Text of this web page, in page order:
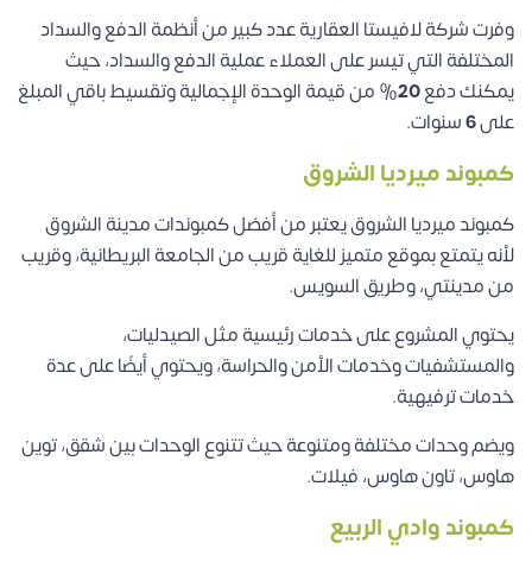
وفرت شركة لافيستا العقارية عدد كبير من أنظمة الدفع والسداد
المختلفة التي تيسر على العملاء عملية الدفع والسداد، حيث
يمكنك دفع
% من قيمة الوحدة الإجمالية وتقسيط باقي المبلغ
على6سنوات.
كمبوند ميرديا الشروق
كمبوند ميرديا الشروق يعتبر من أفضل كمبوندات مدينة الشروق
لأنه يتمتع بموقع متميز للغاية قريب من الجامعة البريطانية، وقريب
من مدينتي، وطريق السويس.
يحتوي المشروع على خدمات رئيسية مثل الصيدليات،
والمستشفيات وخدمات الأمن والحراسة، ويحتوي أيضًا على عدة
خدمات ترفيهية.
ويضم وحدات مختلفة ومتنوعة حيث تتنوع الوحدات بين شقق، توين
هاوس، تاون هاوس، فيلات.
كمبوند وادي الربيع